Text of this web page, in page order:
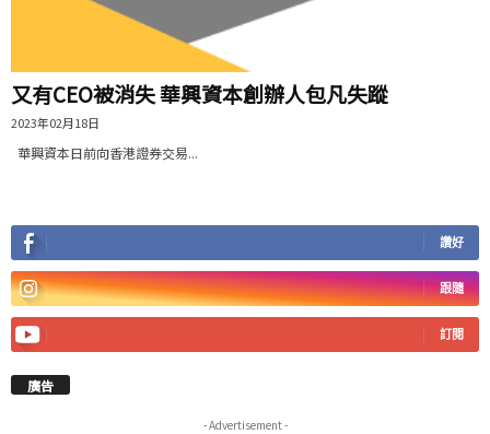
又有CEO被消失 華興資本創辦人包凡失蹤
2023年02月18日
華興資本日前向香港證券交易...
讚好
跟隨
訂閱
廣告
- Advertisement -